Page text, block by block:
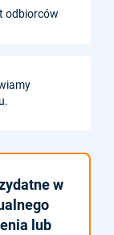
odbiorców
w
lub